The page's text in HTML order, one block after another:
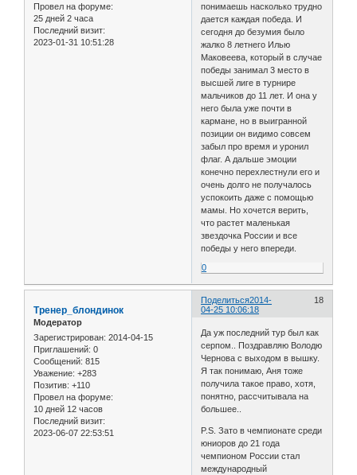
Провел на форуме:
25 дней 2 часа
Последний визит:
2023-01-31 10:51:28
понимаешь насколько трудно
дается каждая победа. И
сегодня до безумия было
жалко 8 летнего Илью
Маковеева, который в случае
победы занимал 3 место в
высшей лиге в турнире
мальчиков до 11 лет. И она у
него была уже почти в
кармане, но в выигранной
позиции он видимо совсем
забыл про время и уронил
флаг. А дальше эмоции
конечно перехлестнули его и
очень долго не получалось
успокоить даже с помощью
мамы. Но хочется верить,
что растет маленькая
звездочка России и все
победы у него впереди.
0
Поделиться 18
2014-
04-25 10:06:18
Тренер_блондинок
Модератор
Зарегистрирован: 2014-04-15
Приглашений: 0
Сообщений: 815
Уважение: +283
Позитив: +110
Провел на форуме:
10 дней 12 часов
Последний визит:
2023-06-07 22:53:51
Да уж последний тур был как
серпом.. Поздравляю Володю
Чернова с выходом в вышку.
Я так понимаю, Аня тоже
получила такое право, хотя,
понятно, рассчитывала на
большее..
P.S. Зато в чемпионате среди
юниоров до 21 года
чемпионом России стал
международный